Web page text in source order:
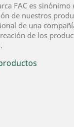
FAC es
de nuestros
de una
de los